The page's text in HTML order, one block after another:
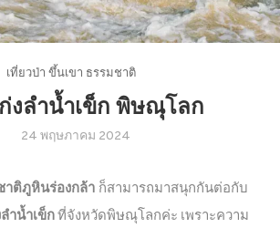
เที่ยวป่า ขึ้นเขา ธรรมชาติ
งลำน้ำเข็ก พิษณุโลก
24 พฤษภาคม 2024
าติภูหินร่องกล้า ก็สามารถมาสนุกกันต่อกับ
ำน้ำเข็กที่จังหวัดพิษณุโลกค่ะ เพราะความ